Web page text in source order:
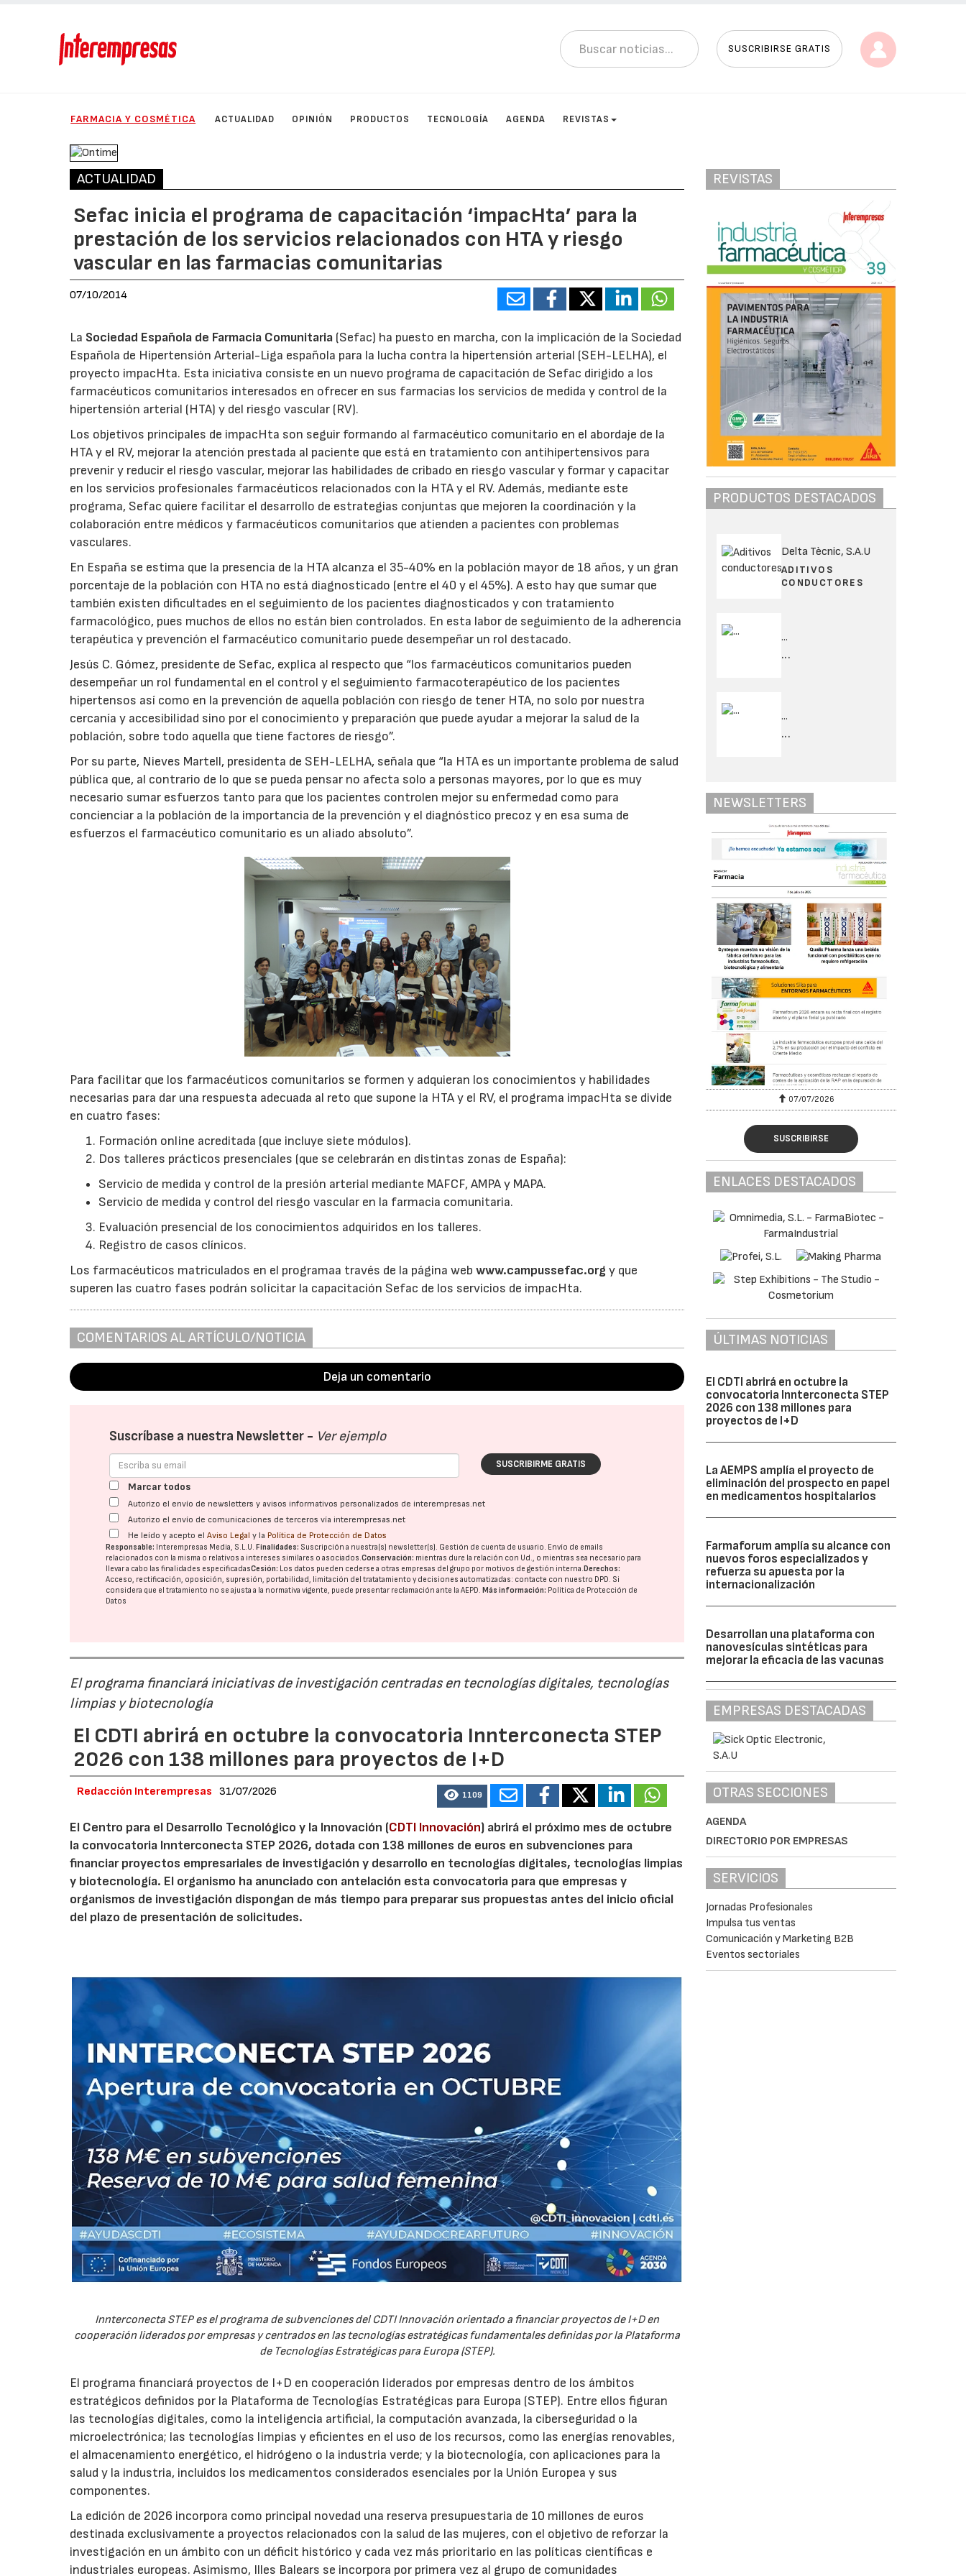
SUSCRIBIRSE GRATIS
FARMACIA Y COSMÉTICA ACTUALIDAD OPINIÓN PRODUCTOS TECNOLOGÍA AGENDA REVISTAS
ACTUALIDAD
Sefac inicia el programa de capacitación ‘impacHta’ para la
prestación de los servicios relacionados con HTA y riesgo
vascular en las farmacias comunitarias
07/10/2014
La Sociedad Española de Farmacia Comunitaria (Sefac) ha puesto en marcha, con la implicación de la Sociedad
Española de Hipertensión Arterial-Liga española para la lucha contra la hipertensión arterial (SEH-LELHA), el
proyecto impacHta. Esta iniciativa consiste en un nuevo programa de capacitación de Sefac dirigido a los
farmacéuticos comunitarios interesados en ofrecer en sus farmacias los servicios de medida y control de la
hipertensión arterial (HTA) y del riesgo vascular (RV).
Los objetivos principales de impacHta son seguir formando al farmacéutico comunitario en el abordaje de la
HTA y el RV, mejorar la atención prestada al paciente que está en tratamiento con antihipertensivos para
prevenir y reducir el riesgo vascular, mejorar las habilidades de cribado en riesgo vascular y formar y capacitar
en los servicios profesionales farmacéuticos relacionados con la HTA y el RV. Además, mediante este
programa, Sefac quiere facilitar el desarrollo de estrategias conjuntas que mejoren la coordinación y la
colaboración entre médicos y farmacéuticos comunitarios que atienden a pacientes con problemas
vasculares.
En España se estima que la presencia de la HTA alcanza el 35-40% en la población mayor de 18 años, y un gran
porcentaje de la población con HTA no está diagnosticado (entre el 40 y el 45%). A esto hay que sumar que
también existen dificultades en el seguimiento de los pacientes diagnosticados y con tratamiento
farmacológico, pues muchos de ellos no están bien controlados. En esta labor de seguimiento de la adherencia
terapéutica y prevención el farmacéutico comunitario puede desempeñar un rol destacado.
Jesús C. Gómez, presidente de Sefac, explica al respecto que “los farmacéuticos comunitarios pueden
desempeñar un rol fundamental en el control y el seguimiento farmacoterapéutico de los pacientes
hipertensos así como en la prevención de aquella población con riesgo de tener HTA, no solo por nuestra
cercanía y accesibilidad sino por el conocimiento y preparación que puede ayudar a mejorar la salud de la
población, sobre todo aquella que tiene factores de riesgo”.
Por su parte, Nieves Martell, presidenta de SEH-LELHA, señala que “la HTA es un importante problema de salud
pública que, al contrario de lo que se pueda pensar no afecta solo a personas mayores, por lo que es muy
necesario sumar esfuerzos tanto para que los pacientes controlen mejor su enfermedad como para
concienciar a la población de la importancia de la prevención y el diagnóstico precoz y en esa suma de
esfuerzos el farmacéutico comunitario es un aliado absoluto”.
Para facilitar que los farmacéuticos comunitarios se formen y adquieran los conocimientos y habilidades
necesarias para dar una respuesta adecuada al reto que supone la HTA y el RV, el programa impacHta se divide
en cuatro fases:
Formación online acreditada (que incluye siete módulos).
Dos talleres prácticos presenciales (que se celebrarán en distintas zonas de España):
Servicio de medida y control de la presión arterial mediante MAFCF, AMPA y MAPA.
Servicio de medida y control del riesgo vascular en la farmacia comunitaria.
Evaluación presencial de los conocimientos adquiridos en los talleres.
Registro de casos clínicos.
Los farmacéuticos matriculados en el programaa través de la página webwww.campussefac.org y que
superen las cuatro fases podrán solicitar la capacitación Sefac de los servicios de impacHta.
COMENTARIOS AL ARTÍCULO/NOTICIA
Deja un comentario
Suscríbase a nuestra Newsletter - Ver ejemplo
SUSCRIBIRME GRATIS
Marcar todos
Autorizo el envío de newsletters y avisos informativos personalizados de interempresas.net
Autorizo el envío de comunicaciones de terceros vía interempresas.net
He leído y acepto elAviso Legal y la Política de Protección de Datos
Responsable: Interempresas Media, S.L.U.Finalidades: Suscripción a nuestra(s) newsletter(s). Gestión de cuenta de usuario. Envío de emails
relacionados con la misma o relativos a intereses similares o asociados.Conservación: mientras dure la relación con Ud., o mientras sea necesario para
llevar a cabo las finalidades especificadasCesión: Los datos pueden cederse a otras empresas del grupo por motivos de gestión interna.Derechos:
Acceso, rectificación, oposición, supresión, portabilidad, limitación del tratatamiento y decisiones automatizadas: contacte con nuestro DPD. Si
considera que el tratamiento no se ajusta a la normativa vigente, puede presentar reclamación ante laAEPD.Más información: Política de Protección de
Datos
El programa financiará iniciativas de investigación centradas en tecnologías digitales, tecnologías
limpias y biotecnología
El CDTI abrirá en octubre la convocatoria Innterconecta STEP
2026 con 138 millones para proyectos de I+D
Redacción Interempresas 31/07/2026 1109
El Centro para el Desarrollo Tecnológico y la Innovación (CDTI Innovación) abrirá el próximo mes de octubre
la convocatoria Innterconecta STEP 2026, dotada con 138 millones de euros en subvenciones para
financiar proyectos empresariales de investigación y desarrollo en tecnologías digitales, tecnologías limpias
y biotecnología. El organismo ha anunciado con antelación esta convocatoria para que empresas y
organismos de investigación dispongan de más tiempo para preparar sus propuestas antes del inicio oficial
del plazo de presentación de solicitudes.
Innterconecta STEP es el programa de subvenciones del CDTI Innovación orientado a financiar proyectos de I+D en
cooperación liderados por empresas y centrados en las tecnologías estratégicas fundamentales definidas por la Plataforma
de Tecnologías Estratégicas para Europa (STEP).
El programa financiará proyectos de I+D en cooperación liderados por empresas dentro de los ámbitos
estratégicos definidos por la Plataforma de Tecnologías Estratégicas para Europa (STEP). Entre ellos figuran
las tecnologías digitales, como la inteligencia artificial, la computación avanzada, la ciberseguridad o la
microelectrónica; las tecnologías limpias y eficientes en el uso de los recursos, como las energías renovables,
el almacenamiento energético, el hidrógeno o la industria verde; y la biotecnología, con aplicaciones para la
salud y la industria, incluidos los medicamentos considerados esenciales por la Unión Europea y sus
componentes.
La edición de 2026 incorpora como principal novedad una reserva presupuestaria de 10 millones de euros
destinada exclusivamente a proyectos relacionados con la salud de las mujeres, con el objetivo de reforzar la
investigación en un ámbito con un déficit histórico y cada vez más prioritario en las políticas científicas e
industriales europeas. Asimismo, Illes Balears se incorpora por primera vez al grupo de comunidades
REVISTAS
PRODUCTOS DESTACADOS
Delta Tècnic, S.A.U
ADITIVOS
CONDUCTORES
...
...
...
...
NEWSLETTERS
07/07/2026 21/07/2026 07/07/2026
SUSCRIBIRSE
ENLACES DESTACADOS
ÚLTIMAS NOTICIAS
El CDTI abrirá en octubre la
convocatoria Innterconecta STEP
2026 con 138 millones para
proyectos de I+D
La AEMPS amplía el proyecto de
eliminación del prospecto en papel
en medicamentos hospitalarios
Farmaforum amplía su alcance con
nuevos foros especializados y
refuerza su apuesta por la
internacionalización
Desarrollan una plataforma con
nanovesículas sintéticas para
mejorar la eficacia de las vacunas
EMPRESAS DESTACADAS
OTRAS SECCIONES
AGENDA
DIRECTORIO POR EMPRESAS
SERVICIOS
Jornadas Profesionales
Impulsa tus ventas
Comunicación y Marketing B2B
Eventos sectoriales